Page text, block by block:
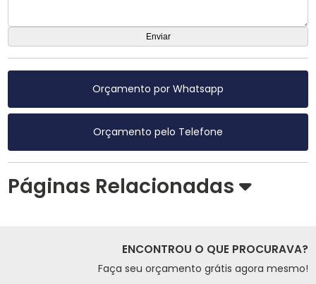
Orçamento por Whatsapp
Orçamento pelo Telefone
Páginas Relacionadas
ENCONTROU O QUE PROCURAVA?
Faça seu orçamento grátis agora mesmo!